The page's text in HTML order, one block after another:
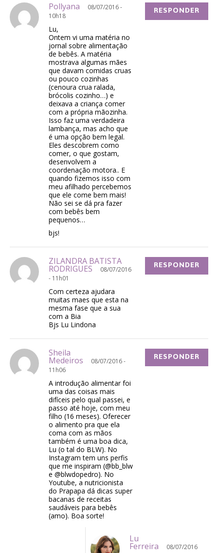
Pollyana
08/07/2016 -
10h18
Lu,
Ontem vi uma matéria no
jornal sobre alimentação
de bebês. A matéria
mostrava algumas mães
que davam comidas cruas
ou pouco cozinhas
(cenoura crua ralada,
brócolis cozinho…) e
deixava a criança comer
com a própria mãozinha.
Isso faz uma verdadeira
lambança, mas acho que
é uma opção bem legal.
Eles descobrem como
comer, o que gostam,
desenvolvem a
coordenação motora.. E
quando fizemos isso com
meu afilhado percebemos
que ele come bem mais!
Não sei se dá pra fazer
com bebês bem
pequenos…
bjs!
RESPONDER
ZILANDRA BATISTA
RODRIGUES
08/07/2016
- 11h01
Com certeza ajudara
muitas maes que esta na
mesma fase que a sua
com a Bia
Bjs Lu Lindona
RESPONDER
Sheila
Medeiros
08/07/2016 -
11h06
A introdução alimentar foi
uma das coisas mais
difíceis pelo qual passei, e
passo até hoje, com meu
filho (16 meses). Oferecer
o alimento pra que ela
coma com as mãos
também é uma boa dica,
Lu (o tal do BLW). No
Instagram tem uns perfis
que me inspiram (@bb_blw
e @blwdopedro). No
Youtube, a nutricionista
do Prapapa dá dicas super
bacanas de receitas
saudáveis para bebês
(amo). Boa sorte!
RESPONDER
Lu
Ferreira
08/07/2016